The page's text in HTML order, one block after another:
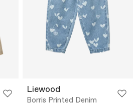
Liewood
Borris Printed Denim